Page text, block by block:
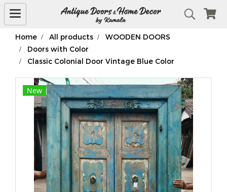
Home All products
WOODEN DOORS
Doors with Color
Classic Colonial Door Vintage Blue Color
New